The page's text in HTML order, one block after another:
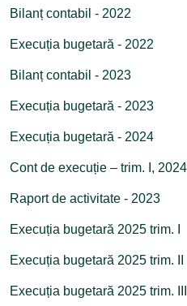
Bilanț contabil - 2022
Execuția bugetară - 2022
Bilanț contabil - 2023
Execuția bugetară - 2023
Execuția bugetară - 2024
Cont de execuție – trim. I, 2024
Raport de activitate - 2023
Execuția bugetară 2025 trim. I
Execuția bugetară 2025 trim. II
Execuția bugetară 2025 trim. III